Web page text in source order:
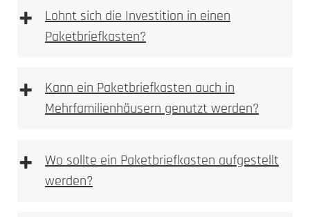
Piktogramme
materialschonend, da keine Substanzabtragung
Typische Einsatzbereiche:
+
Lohnt sich die Investition in einen
Paketbriefkasten?
+
Kann ein Paketbriefkasten auch in
Mehrfamilienhäusern genutzt werden?
+
Wo sollte ein Paketbriefkasten aufgestellt
werden?